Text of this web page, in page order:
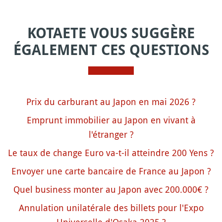
KOTAETE VOUS SUGGÈRE
ÉGALEMENT CES QUESTIONS
Prix du carburant au Japon en mai 2026 ?
Emprunt immobilier au Japon en vivant à
l'étranger ?
Le taux de change Euro va-t-il atteindre 200 Yens ?
Envoyer une carte bancaire de France au Japon ?
Quel business monter au Japon avec 200.000€ ?
Annulation unilatérale des billets pour l'Expo